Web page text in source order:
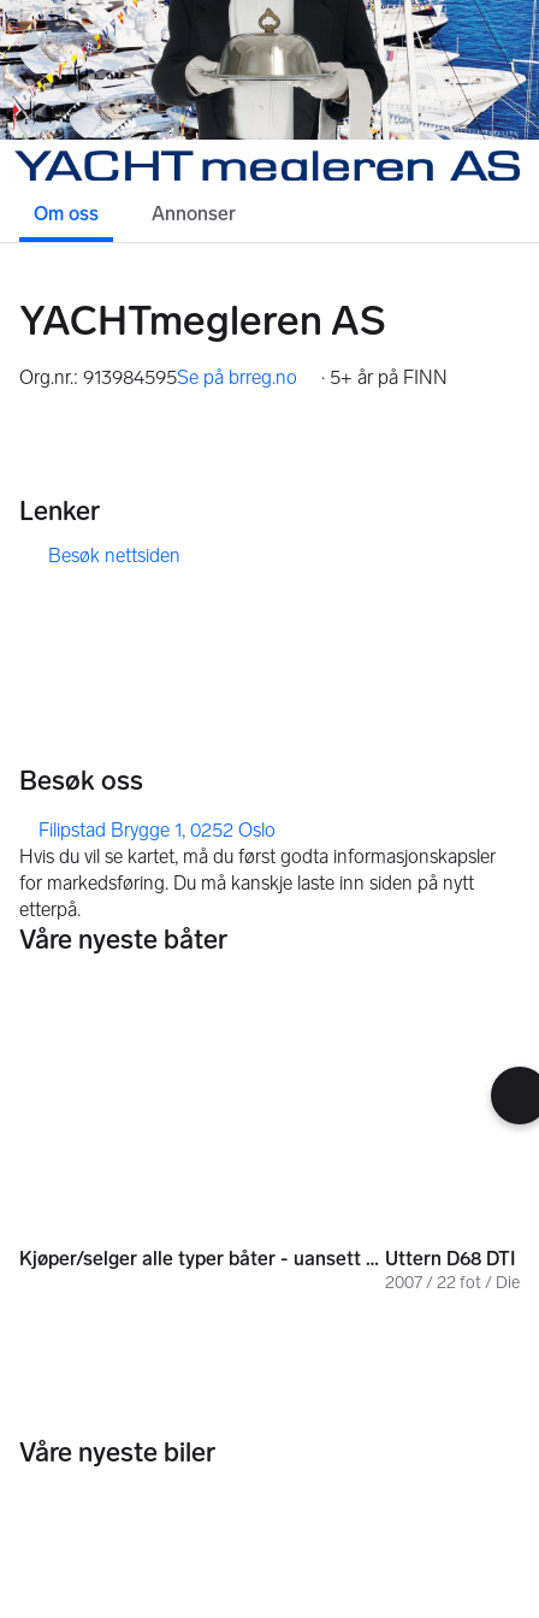
Om oss Annonser
YACHTmegleren AS
Org.nr.: 913984595Se på brreg.no
, · 5+ år på FINN
Lenker
Besøk nettsiden
Besøk oss
Filipstad Brygge 1, 0252 Oslo
Våre nyeste båter
Kjøper/selger alle typer båter - uansett pris, tilstand og sted Uttern D68 DTI
2007 / 22 fot / Diesel
Våre nyeste biler